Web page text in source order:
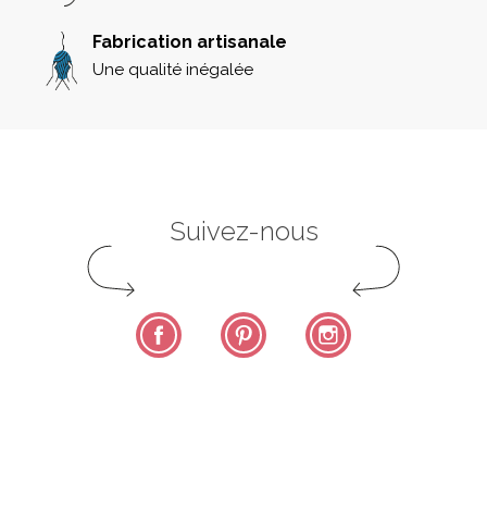
Fabrication artisanale
Une qualité inégalée
Suivez-nous
Facebook Pinterest